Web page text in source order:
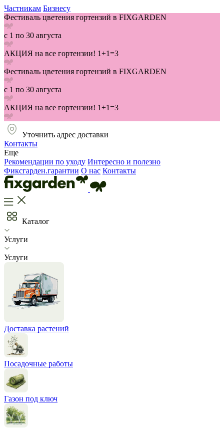
Частникам Бизнесу
Фестиваль цветения гортензий в FIXGARDEN
с 1 по 30 августа
АКЦИЯ на все гортензии! 1+1=3
Фестиваль цветения гортензий в FIXGARDEN
с 1 по 30 августа
АКЦИЯ на все гортензии! 1+1=3
Уточнить адрес доставки
Контакты
Еще
Рекомендации по уходу Интересно и полезно
Фиксгарден.гарантии О нас Контакты
Каталог
Услуги
Услуги
Доставка растений
Посадочные работы
Газон под ключ